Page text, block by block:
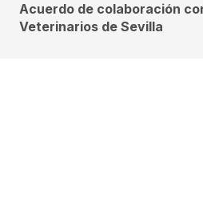
Acuerdo de colaboración
Veterinarios de Sevilla